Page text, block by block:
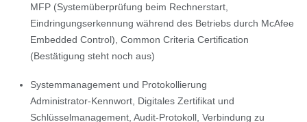
MFP (Systemüberprüfung beim Rechnerstart,
Eindringungserkennung während des Betriebs durch McAfee
Embedded Control), Common Criteria Certification
(Bestätigung steht noch aus)
Systemmanagement und Protokollierung
Administrator-Kennwort, Digitales Zertifikat und
Schlüsselmanagement, Audit-Protokoll, Verbindung zu